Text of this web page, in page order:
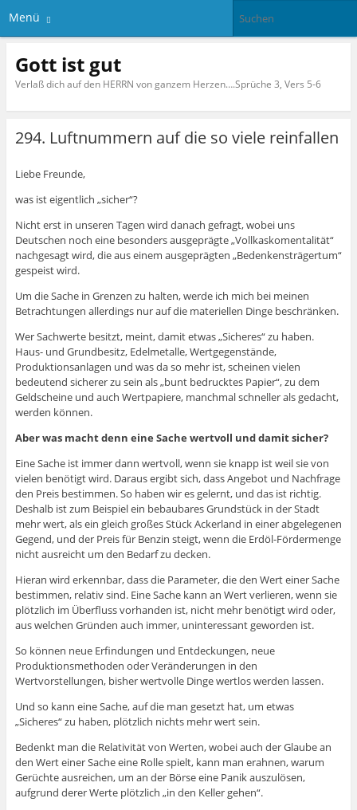
Menü
Gott ist gut
Verlaß dich auf den HERRN von ganzem Herzen….Sprüche 3, Vers 5-6
294. Luftnummern auf die so viele reinfallen
Liebe Freunde,
was ist eigentlich „sicher“?
Nicht erst in unseren Tagen wird danach gefragt, wobei uns
Deutschen noch eine besonders ausgeprägte „Vollkaskomentalität“
nachgesagt wird, die aus einem ausgeprägten „Bedenkensträgertum“
gespeist wird.
Um die Sache in Grenzen zu halten, werde ich mich bei meinen
Betrachtungen allerdings nur auf die materiellen Dinge beschränken.
Wer Sachwerte besitzt, meint, damit etwas „Sicheres“ zu haben.
Haus- und Grundbesitz, Edelmetalle, Wertgegenstände,
Produktionsanlagen und was da so mehr ist, scheinen vielen
bedeutend sicherer zu sein als „bunt bedrucktes Papier“, zu dem
Geldscheine und auch Wertpapiere, manchmal schneller als gedacht,
werden können.
Aber was macht denn eine Sache wertvoll und damit sicher?
Eine Sache ist immer dann wertvoll, wenn sie knapp ist weil sie von
vielen benötigt wird. Daraus ergibt sich, dass Angebot und Nachfrage
den Preis bestimmen. So haben wir es gelernt, und das ist richtig.
Deshalb ist zum Beispiel ein bebaubares Grundstück in der Stadt
mehr wert, als ein gleich großes Stück Ackerland in einer abgelegenen
Gegend, und der Preis für Benzin steigt, wenn die Erdöl-Fördermenge
nicht ausreicht um den Bedarf zu decken.
Hieran wird erkennbar, dass die Parameter, die den Wert einer Sache
bestimmen, relativ sind. Eine Sache kann an Wert verlieren, wenn sie
plötzlich im Überfluss vorhanden ist, nicht mehr benötigt wird oder,
aus welchen Gründen auch immer, uninteressant geworden ist.
So können neue Erfindungen und Entdeckungen, neue
Produktionsmethoden oder Veränderungen in den
Wertvorstellungen, bisher wertvolle Dinge wertlos werden lassen.
Und so kann eine Sache, auf die man gesetzt hat, um etwas
„Sicheres“ zu haben, plötzlich nichts mehr wert sein.
Bedenkt man die Relativität von Werten, wobei auch der Glaube an
den Wert einer Sache eine Rolle spielt, kann man erahnen, warum
Gerüchte ausreichen, um an der Börse eine Panik auszulösen,
aufgrund derer Werte plötzlich „in den Keller gehen“.